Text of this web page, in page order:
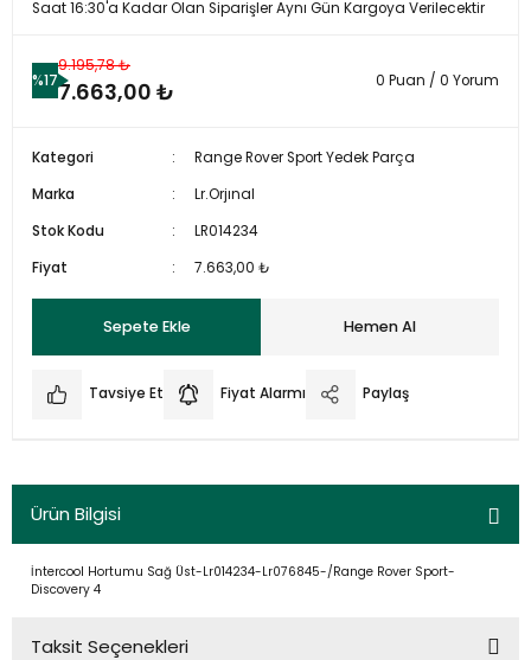
Saat 16:30'a Kadar Olan Siparişler Aynı Gün Kargoya Verilecektir
%17
9.195,78 ₺
7.663,00 ₺ 0 Puan / 0 Yorum
Kategori
Range Rover Sport Yedek Parça
Marka
Lr.Orjınal
Stok Kodu
LR014234
Fiyat
7.663,00 ₺
Sepete Ekle Hemen Al
Tavsiye Et Fiyat Alarmı Paylaş
Ürün Bilgisi
İntercool Hortumu Sağ Üst-Lr014234-Lr076845-/Range Rover Sport-
Discovery 4
Taksit Seçenekleri